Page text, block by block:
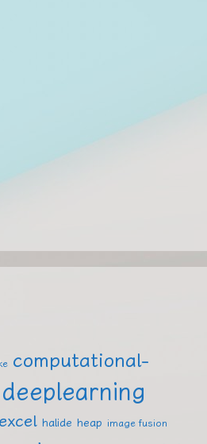
computational-
deeplearning
halide heap image fusion